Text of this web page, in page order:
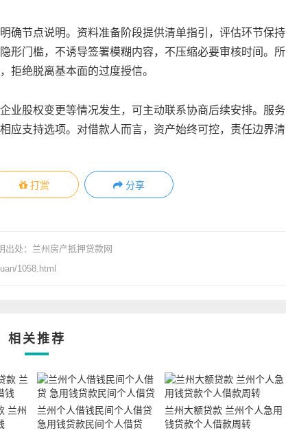
确节点说明。资料准备阶段提供清单指引，评估环节保持
形门槛，不诱导签署模糊内容，不压缩必要审核时间。所
拒绝脱离基本面的过度授信。
业股权变更等情况发生，可主动联系协商后续安排。服务
应支持选项。对借款人而言，资产始终可控，责任边界清
打赏 分享
处： 兰州房产抵押贷款网
1058.html
相关推荐
兰州
兰州个人借钱民间个人借贷
急用钱贷款民间个人借贷
兰州大额贷款 兰州个人急用
钱贷款个人借款周转